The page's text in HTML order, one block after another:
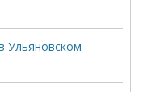
Ульяновском